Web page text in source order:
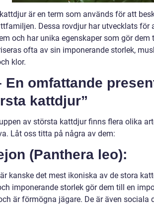
är en term som används för att
Dessa rovdjur har utvecklats för
och har unika egenskaper som gör
ofta av sin imponerande storlek,
klor.
En omfattande
kattdjur”
av största kattdjur finns flera olika
Låt oss titta på några av dem:
(Panthera leo):
kanske det mest ikoniska av de stora
imponerande storlek gör dem till en
är förmögna jägare. De är även sociala